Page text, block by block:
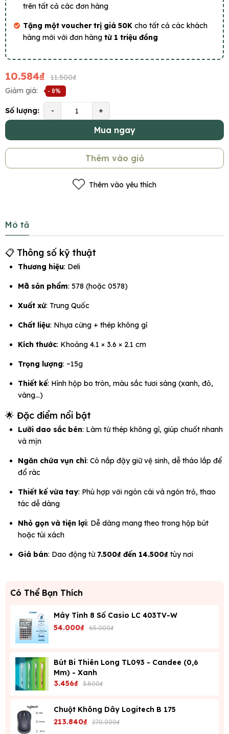
trên tất cả các đơn hàng
Tặng một voucher trị giá 50K cho tất cả các khách
hàng mới với đơn hàng từ 1 triệu đồng
10.584₫
11.500₫
Giảm giá:
- 8%
Số lượng: - +
Mua ngay
Thêm vào giỏ
Thêm vào yêu thích
Mô tả
📋 Thông số kỹ thuật
Thương hiệu: Deli
Mã sản phẩm: 578 (hoặc 0578)
Xuất xứ: Trung Quốc
Chất liệu: Nhựa cứng + thép không gỉ
Kích thước: Khoảng 4.1 × 3.6 × 2.1 cm
Trọng lượng: ~15g
Thiết kế: Hình hộp bo tròn, màu sắc tươi sáng (xanh, đỏ,
vàng...)
🌟 Đặc điểm nổi bật
Lưỡi dao sắc bén: Làm từ thép không gỉ, giúp chuốt nhanh
và mịn
Ngăn chứa vụn chì: Có nắp đậy giữ vệ sinh, dễ tháo lắp để
đổ rác
Thiết kế vừa tay: Phù hợp với ngón cái và ngón trỏ, thao
tác dễ dàng
Nhỏ gọn và tiện lợi: Dễ dàng mang theo trong hộp bút
hoặc túi xách
Giá bán: Dao động từ 7.500₫ đến 14.500₫ tùy nơi
Có Thể Bạn Thích
Máy Tính 8 Số Casio LC 403TV-W
54.000₫ 65.000₫
Bút Bi Thiên Long TL093 - Candee (0,6
Mm) - Xanh
3.456₫ 3.800₫
Chuột Không Dây Logitech B 175
213.840₫ 270.000₫